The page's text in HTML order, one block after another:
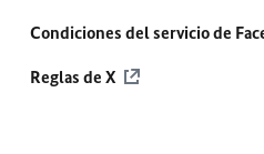
Condiciones del servicio de
Reglas de X